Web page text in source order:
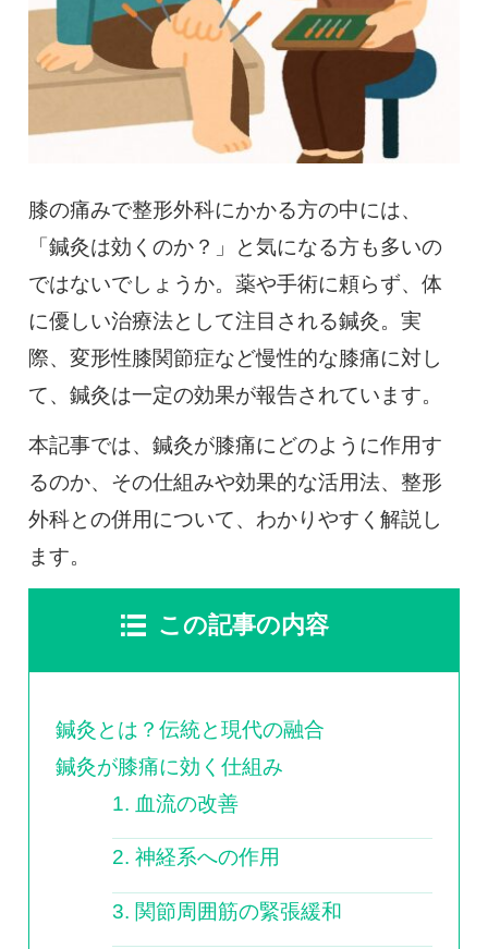
クリニック紹介
お知らせ 採用情報 コラム
治療電話相談はこちら
0120-117-560
※上記電話番号をタップで電話が繋がります
膝の痛みで整形外科にかかる方の中には、
「鍼灸は効くのか？」と気になる方も多いの
ではないでしょうか。薬や手術に頼らず、体
に優しい治療法として注目される鍼灸。実
際、変形性膝関節症など慢性的な膝痛に対し
て、鍼灸は一定の効果が報告されています。
本記事では、鍼灸が膝痛にどのように作用す
るのか、その仕組みや効果的な活用法、整形
外科との併用について、わかりやすく解説し
ます。
この記事の内容
鍼灸とは？伝統と現代の融合
鍼灸が膝痛に効く仕組み
1. 血流の改善
2. 神経系への作用
3. 関節周囲筋の緊張緩和